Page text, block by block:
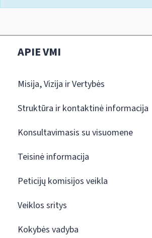
APIE VMI
Misija, Vizija ir Vertybės
Struktūra ir kontaktinė informacija
Konsultavimasis su visuomene
Teisinė informacija
Peticijų komisijos veikla
Veiklos sritys
Kokybės vadyba